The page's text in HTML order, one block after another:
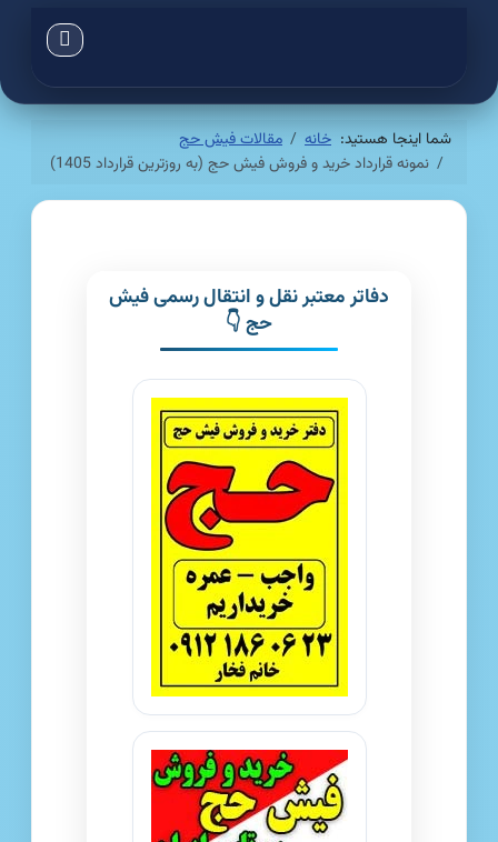
شما اینجا هستید: خانه
مقالات فیش حج
نمونه قرارداد خرید و فروش فیش حج (به روزترین قرارداد 1405)
دفاتر معتبر نقل و انتقال رسمی فیش
حج 👇